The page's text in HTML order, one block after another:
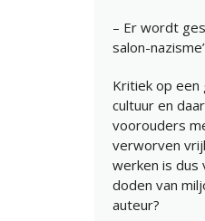
– Er wordt
salon-
Kritiek op
cultuur en
voorouders
verworven
werken is dus
doden van
auteur?